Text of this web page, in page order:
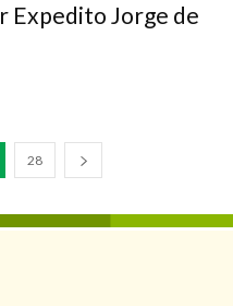
Expedito Jorge de
28